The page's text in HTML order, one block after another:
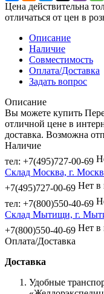
Цена действительна
отличаться от цен в
Описание
Наличие
Совместимость
Оплата/Доставка
Задать вопрос
Описание
Вы можете купить
отличной цене в
доставка. Возможна
Наличие
тел: +7(495)727-00-69
Склад Москва, г.
+7(495)727-00-69 Нет в
тел: +7(800)550-40-69
Склад Мытищи, г.
+7(800)550-40-69 Нет в
Оплата/Доставка
Доставка
Удобные